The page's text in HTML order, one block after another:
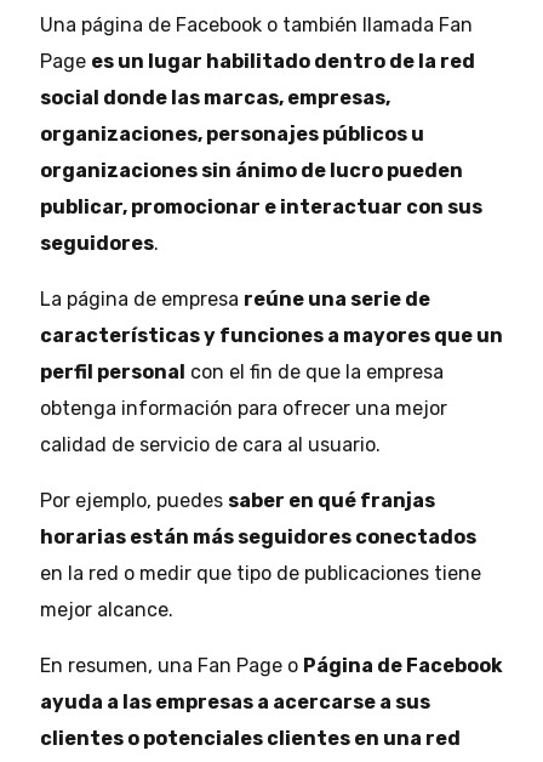
Una página de Facebook o también llamada Fan
Page es un lugar habilitado dentro de la red
social donde las marcas, empresas,
organizaciones, personajes públicos u
organizaciones sin ánimo de lucro pueden
publicar, promocionar e interactuar con sus
seguidores.
La página de empresa reúne una serie de
características y funciones a mayores que un
perfil personal con el fin de que la empresa
obtenga información para ofrecer una mejor
calidad de servicio de cara al usuario.
Por ejemplo, puedes saber en qué franjas
horarias están más seguidores conectados
en la red o medir que tipo de publicaciones tiene
mejor alcance.
En resumen, una Fan Page o Página de Facebook
ayuda a las empresas a acercarse a sus
clientes o potenciales clientes en una red